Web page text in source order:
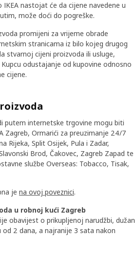
nastojat će da cijene navedene u
može doći do pogreške.
promijeni za vrijeme obrade
stranicama iz bilo kojeg drugog
stvarnoj cijeni proizvoda ili usluge,
odustajanje od kupovine odnosno
cijene.
putem internetske trgovine mogu biti
Zagreb, Ormarići za preuzimanje 24/7
Rijeka, Split Osijek, Pula i Zadar,
Brod, Čakovec, Zagreb Zapad te
službe Overseas: Tobacco, Tisak,
je na ovoj poveznici.
u robnoj kući Zagreb
obavijest o prikupljenoj narudžbi, dužan
2 dana, a najranije 3 sata nakon